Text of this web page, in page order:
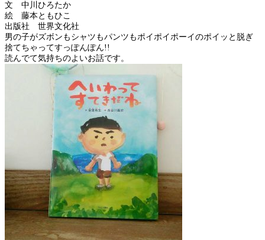
文 中川ひろたか
絵 藤本ともひこ
出版社 世界文化社
男の子がズボンもシャツもパンツもポイポイポーイのポイッと脱ぎ
捨てちゃってすっぽんぽん!!
読んでて気持ちのよいお話です。